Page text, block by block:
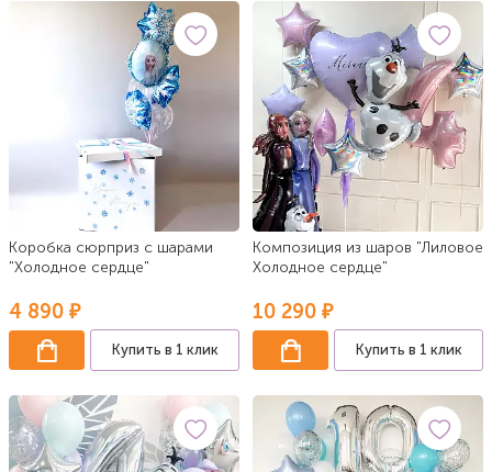
Коробка сюрприз с шарами
"Холодное сердце"
4 890 ₽
Купить в 1 клик
Композиция из шаров "Лиловое
Холодное сердце"
10 290 ₽
Купить в 1 клик